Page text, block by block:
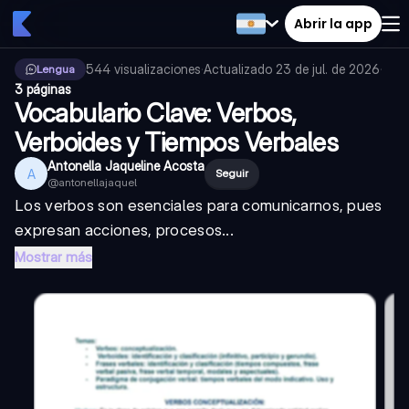
Abrir la app
Lengua 544 visualizaciones·Actualizado 23 de jul. de 2026·
3 páginas
Vocabulario Clave: Verbos,
Verboides y Tiempos Verbales
A Antonella Jaqueline Acosta
@antonellajaquel
Seguir
Los verbos son esenciales para comunicarnos, pues
expresan acciones, procesos...
Mostrar más